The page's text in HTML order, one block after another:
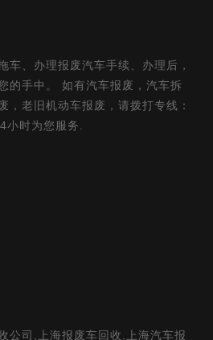
车、办理报废汽车手续、办理后，
的手中。 如有汽车报废，汽车拆
，老旧机动车报废，请拨打专线：
时为您服务.
公司,上海报废车回收,上海汽车报